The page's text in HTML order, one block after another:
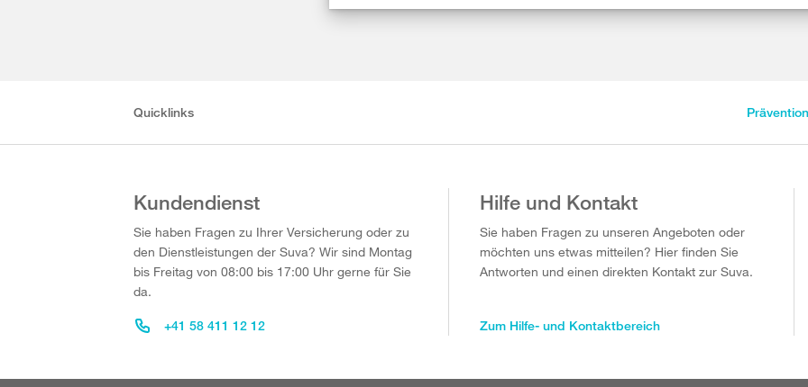
Quicklinks Prävention
Kundendienst
Sie haben Fragen zu Ihrer Versicherung oder zu
den Dienstleistungen der Suva? Wir sind Montag
bis Freitag von 08:00 bis 17:00 Uhr gerne für Sie
da.
+41 58 411 12 12
Hilfe und Kontakt
Sie haben Fragen zu unseren Angeboten oder
möchten uns etwas mitteilen? Hier finden Sie
Antworten und einen direkten Kontakt zur Suva.
Zum Hilfe- und Kontaktbereich